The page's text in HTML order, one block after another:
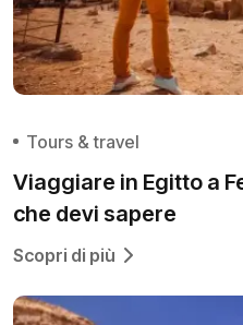
Tours & travel
Viaggiare in Egitto a
che devi sapere
Scopri di più